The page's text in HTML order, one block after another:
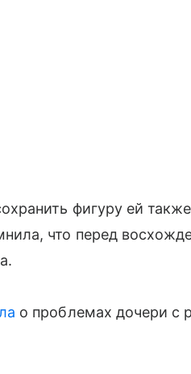
фигуру ей
что перед
о проблемах дочери с